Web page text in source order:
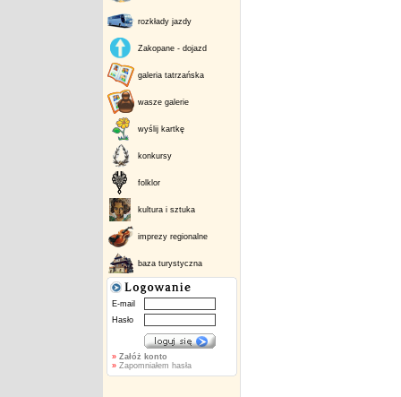
rozkłady jazdy
Zakopane - dojazd
galeria tatrzańska
wasze galerie
wyślij kartkę
konkursy
folklor
kultura i sztuka
imprezy regionalne
baza turystyczna
E-mail
Hasło
» Załóż konto
»Zapomniałem hasła